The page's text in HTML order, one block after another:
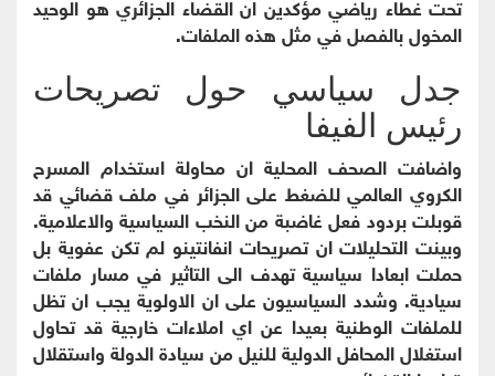
المخول بالفصل في مثل هذه الملفات.
جدل سياسي حول تصريحات
رئيس الفيفا
واضافت الصحف المحلية ان محاولة استخدام المسرح
الكروي العالمي للضغط على الجزائر في ملف قضائي قد
قوبلت بردود فعل غاضبة من النخب السياسية والاعلامية.
وبينت التحليلات ان تصريحات انفانتينو لم تكن عفوية بل
حملت ابعادا سياسية تهدف الى التاثير في مسار ملفات
سيادية. وشدد السياسيون على ان الاولوية يجب ان تظل
للملفات الوطنية بعيدا عن اي املاءات خارجية قد تحاول
استغلال المحافل الدولية للنيل من سيادة الدولة واستقلال